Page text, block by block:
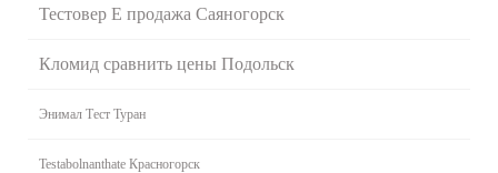
Тестовер Е продажа Саяногорск
Кломид сравнить цены Подольск
Энимал Тест Туран
Testabolnanthate Красногорск